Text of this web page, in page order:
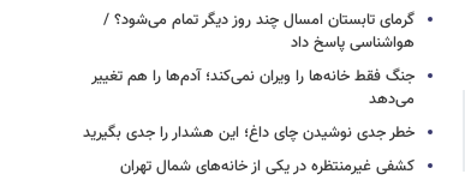
گرمای تابستان امسال چند روز دیگر تمام می‌شود؟ /
هواشناسی پاسخ داد
جنگ فقط خانه‌ها را ویران نمی‌کند؛ آدم‌ها را هم تغییر
می‌دهد
خطر جدی نوشیدن چای داغ؛ این هشدار را جدی بگیرید
کشفی غیرمنتظره در یکی از خانه‌های شمال تهران